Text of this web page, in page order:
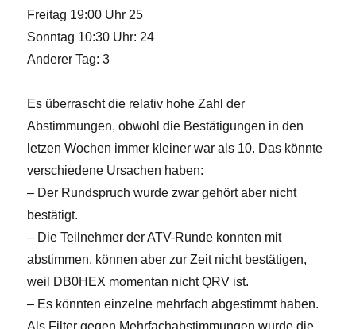
Freitag 19:00 Uhr 25
Sonntag 10:30 Uhr: 24
Anderer Tag: 3
Es überrascht die relativ hohe Zahl der
Abstimmungen, obwohl die Bestätigungen in den
letzen Wochen immer kleiner war als 10. Das könnte
verschiedene Ursachen haben:
– Der Rundspruch wurde zwar gehört aber nicht
bestätigt.
– Die Teilnehmer der ATV-Runde konnten mit
abstimmen, können aber zur Zeit nicht bestätigen,
weil DB0HEX momentan nicht QRV ist.
– Es könnten einzelne mehrfach abgestimmt haben.
Als Filter gegen Mehrfachabstimmungen wurde die